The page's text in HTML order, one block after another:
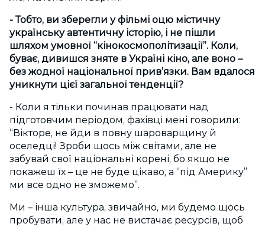
- Тобто, ви зберегли у фільмі оцю містичну
українську автентичну історію, і не пішли
шляхом умовної “кінокосмополітизації”. Коли,
буває, дивишся зняте в Україні кіно, але воно –
без жодної національної прив’язки. Вам вдалося
уникнути цієї загальної тенденції?
- Коли я тільки починав працювати над
підготовчим періодом, фахівці мені говорили:
“Вікторе, не йди в повну шароварщину й
оселедці! Зроби щось між світами, але не
забувай свої національні корені, бо якщо не
покажеш їх – це не буде цікаво, а “під Америку”
ми все одно не зможемо”.
Ми – інша культура, звичайно, ми будемо щось
пробувати, але у нас не вистачає ресурсів, щоб